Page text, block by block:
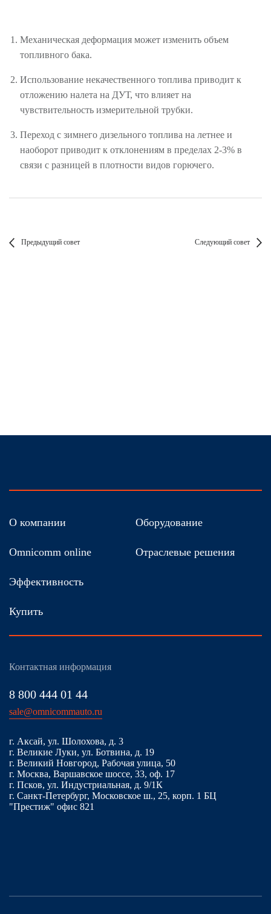
Механическая деформация может изменить объем
топливного бака.
Использование некачественного топлива приводит к
отложению налета на ДУТ, что влияет на
чувствительность измерительной трубки.
Переход с зимнего дизельного топлива на летнее и
наоборот приводит к отклонениям в пределах 2-3% в
связи с разницей в плотности видов горючего.
Предыдущий совет Следующий совет
О компании
Omnicomm online
Эффективность
Купить
Оборудование
Отраслевые решения
Контактная информация
8 800 444 01 44
sale@omnicommauto.ru
г. Аксай, ул. Шолохова, д. 3
г. Великие Луки, ул. Ботвина, д. 19
г. Великий Новгород, Рабочая улица, 50
г. Москва, Варшавское шоссе, 33, оф. 17
г. Псков, ул. Индустриальная, д. 9/1К
г. Санкт-Петербург, Московское ш., 25, корп. 1 БЦ
"Престиж" офис 821